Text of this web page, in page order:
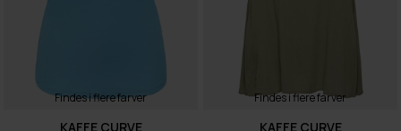
Findes i flere farver
KAFFE CURVE
Findes i flere farver
KAFFE CURVE